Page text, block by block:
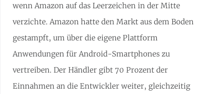
wenn Amazon auf das Leerzeichen in der Mitte
verzichte. Amazon hatte den Markt aus dem Boden
gestampft, um über die eigene Plattform
Anwendungen für Android-Smartphones zu
vertreiben. Der Händler gibt 70 Prozent der
Einnahmen an die Entwickler weiter, gleichzeitig